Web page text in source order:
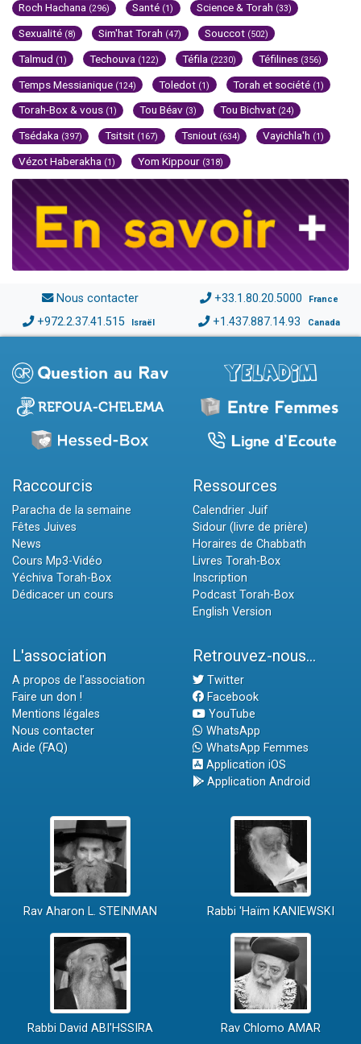
Roch Hachana (296) Santé (1) Science & Torah (33)
Sexualité (8) Sim'hat Torah (47) Souccot (502)
Talmud (1) Techouva (122) Téfila (2230) Téfilines (356)
Temps Messianique (124) Toledot (1) Torah et société (1)
Torah-Box & vous (1) Tou Béav (3) Tou Bichvat (24)
Tsédaka (397) Tsitsit (167) Tsniout (634) Vayichla'h (1)
Vézot Haberakha (1) Yom Kippour (318)
Nous contacter +33.1.80.20.5000 France
+972.2.37.41.515 Israël +1.437.887.14.93 Canada
Raccourcis
Paracha de la semaine
Fêtes Juives
News
Cours Mp3-Vidéo
Yéchiva Torah-Box
Dédicacer un cours
Ressources
Calendrier Juif
Sidour (livre de prière)
Horaires de Chabbath
Livres Torah-Box
Inscription
Podcast Torah-Box
English Version
L'association
A propos de l'association
Faire un don !
Mentions légales
Nous contacter
Aide (FAQ)
Retrouvez-nous...
Twitter
Facebook
YouTube
WhatsApp
WhatsApp Femmes
Application iOS
Application Android
Rav Aharon L. STEINMAN Rabbi 'Haïm KANIEWSKI
Rabbi David ABI'HSSIRA Rav Chlomo AMAR